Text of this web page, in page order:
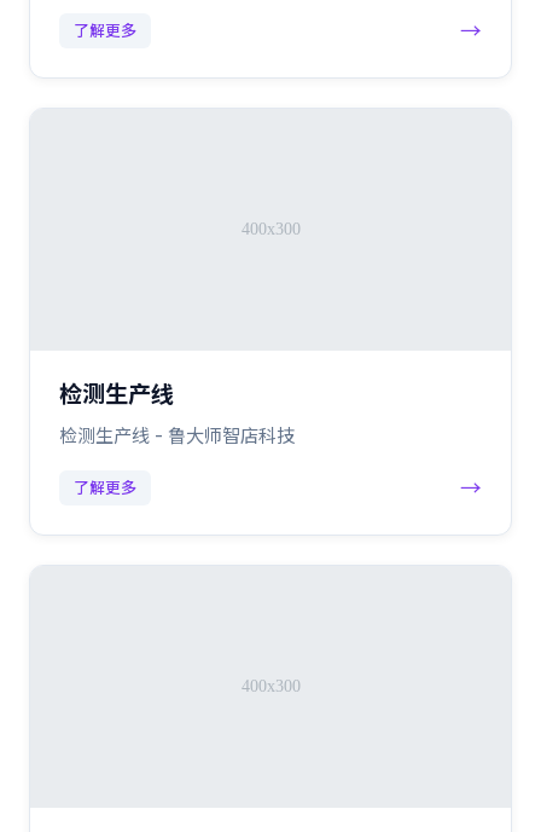
了解更多 →
检测生产线
检测生产线 - 鲁大师智店科技
了解更多 →